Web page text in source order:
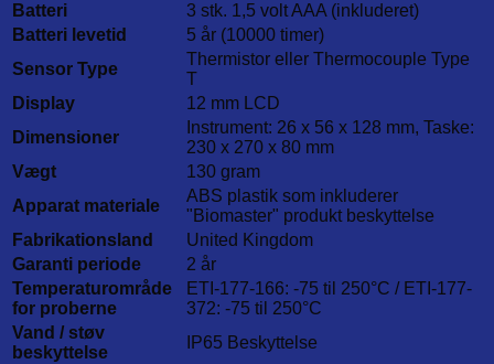
Batteri
3 stk. 1,5 volt AAA (inkluderet)
Batteri levetid
5 år (10000 timer)
Sensor Type
Thermistor eller Thermocouple Type
T
Display
12 mm LCD
Dimensioner
Instrument: 26 x 56 x 128 mm, Taske:
230 x 270 x 80 mm
Vægt
130 gram
Apparat materiale
ABS plastik som inkluderer
"Biomaster" produkt beskyttelse
Fabrikationsland
United Kingdom
Garanti periode
2 år
Temperaturområde
for proberne
ETI-177-166: -75 til 250°C / ETI-177-
372: -75 til 250°C
Vand / støv
beskyttelse
IP65 Beskyttelse